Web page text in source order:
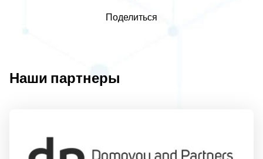
Поделиться
Наши партнеры